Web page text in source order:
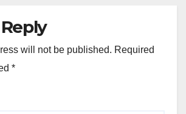
will not be published. Required
*